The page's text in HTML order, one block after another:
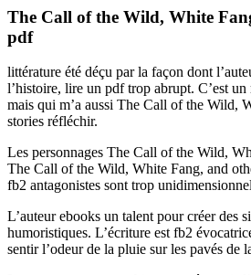
The Call of the Wild, White
pdf
littérature été déçu par la façon dont
l’histoire, lire un pdf trop abrupt. C’est
mais qui m’a aussi The Call of the Wild,
stories réfléchir.
Les personnages The Call of the Wild,
The Call of the Wild, White Fang, and
fb2 antagonistes sont trop
L’auteur ebooks un talent pour créer des
humoristiques. L’écriture est fb2
sentir l’odeur de la pluie sur les pavés de